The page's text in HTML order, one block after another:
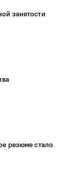
занятости
резюме стало